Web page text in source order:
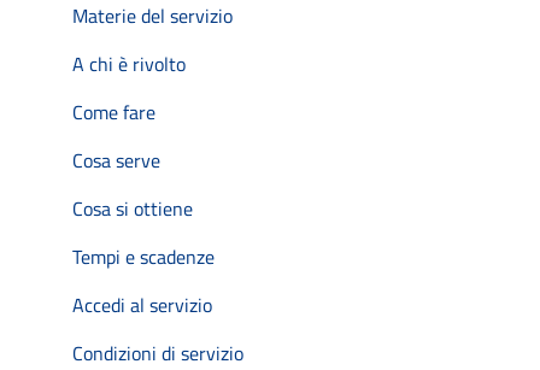
Materie del servizio
A chi è rivolto
Come fare
Cosa serve
Cosa si ottiene
Tempi e scadenze
Accedi al servizio
Condizioni di servizio